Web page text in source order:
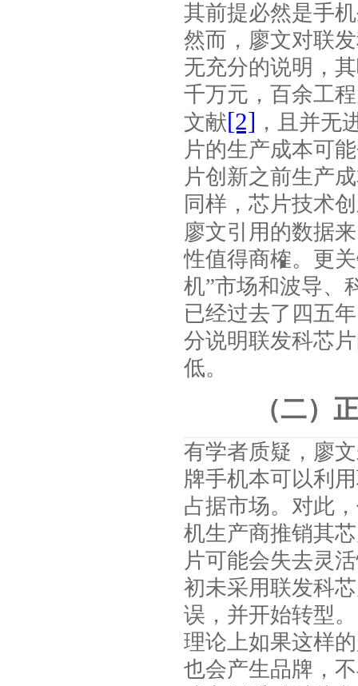
其前提必然是手
然而，廖文对联
无充分的说明，
千万元，百余工
文献[2] ，且并无
片的生产成本可
片创新之前生产
同样，芯片技术
廖文引用的数据
性值得商榷。更
机”市场和波导、
已经过去了四五
分说明联发科芯
低。
（二）
有学者质疑，廖
牌手机本可以利
占据市场。对此
机生产商推销其
片可能会失去灵
初未采用联发科
误，并开始转型。
理论上如果这样
也会产生品牌，